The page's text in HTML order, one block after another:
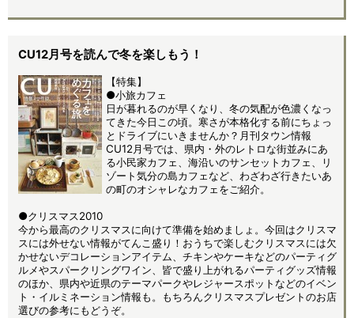
CU12月号を読んで冬を楽しもう！
【特集】
●小旅カフェ
日が暮れるのが早くなり、冬の気配が色濃くなっ
てきた今日この頃。寒さが本格化する前にちょっ
とドライブにいきませんか？月刊タウン情報
CU12月号では、県内・外のレトロな街並みにあ
る小民家カフェ、海沿いのサンセットカフェ、リ
ゾート気分の島カフェなど、わざわざ行きたいあ
の町のオシャレなカフェをご紹介。
●クリスマス2010
今から最高のクリスマスに向けて準備を始めましょ。今回はクリスマ
スには外せない情報がてんこ盛り！おうちで楽しむクリスマスには欠
かせないデコレーションアイテム、チキンやケーキなどのパーティグ
ルメやスパークリングワイン、皆で盛り上がれるパーティグッズ情報
のほか、県内や近県のテーマパークやレジャースポットなどのイベン
ト・イルミネーション情報も。もちろんクリスマスプレゼントのお店
選びの参考にもどうぞ。